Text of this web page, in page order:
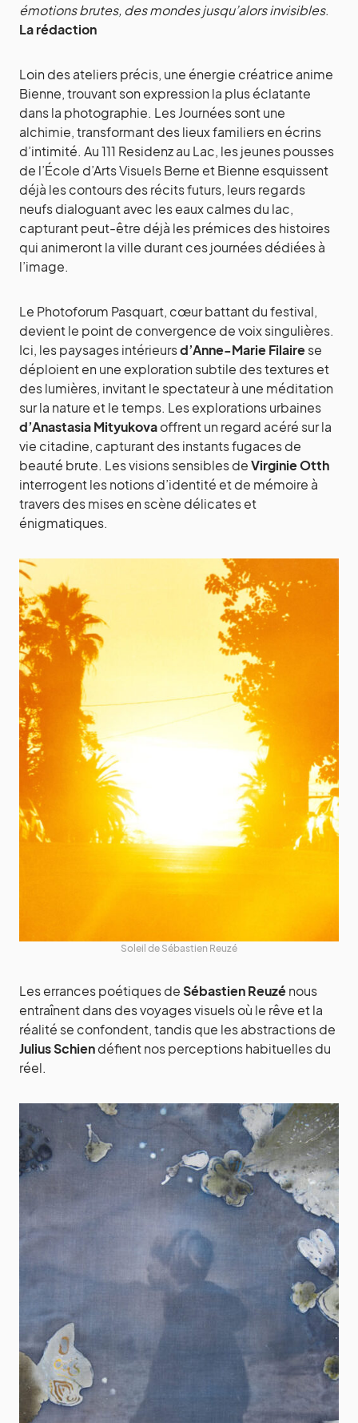
émotions brutes, des mondes jusqu’alors invisibles.
La rédaction
Loin des ateliers précis, une énergie créatrice anime
Bienne, trouvant son expression la plus éclatante
dans la photographie. Les Journées sont une
alchimie, transformant des lieux familiers en écrins
d’intimité. Au 111 Residenz au Lac, les jeunes pousses
de l’École d’Arts Visuels Berne et Bienne esquissent
déjà les contours des récits futurs, leurs regards
neufs dialoguant avec les eaux calmes du lac,
capturant peut-être déjà les prémices des histoires
qui animeront la ville durant ces journées dédiées à
l’image.
Le Photoforum Pasquart, cœur battant du festival,
devient le point de convergence de voix singulières.
Ici, les paysages intérieursd’Anne-Marie Filairese
déploient en une exploration subtile des textures et
des lumières, invitant le spectateur à une méditation
sur la nature et le temps. Les explorations urbaines
d’Anastasia Mityukovaoffrent un regard acéré sur la
vie citadine, capturant des instants fugaces de
beauté brute. Les visions sensibles deVirginie Otth
interrogent les notions d’identité et de mémoire à
travers des mises en scène délicates et
énigmatiques.
Soleil de Sébastien Reuzé
Les errances poétiques deSébastien Reuzénous
entraînent dans des voyages visuels où le rêve et la
réalité se confondent, tandis que les abstractions de
Julius Schiendéfient nos perceptions habituelles du
réel.